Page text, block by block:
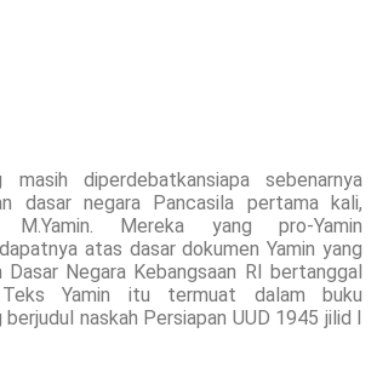
masih diperdebatkansiapa sebenarnya
dasar negara Pancasila pertama kali,
Mereka yang pro-Yamin
atas dasar dokumen Yamin yang
Dasar Negara Kebangsaan RI bertanggal
Yamin itu termuat dalam buku
berjudul naskah Persiapan UUD 1945 jilid I